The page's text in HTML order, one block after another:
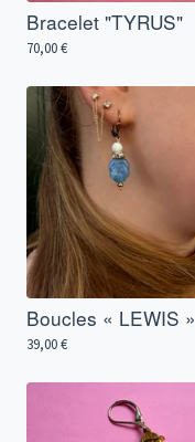
Bracelet "TYRUS"
70,00€
Boucles « LEWIS »
39,00€